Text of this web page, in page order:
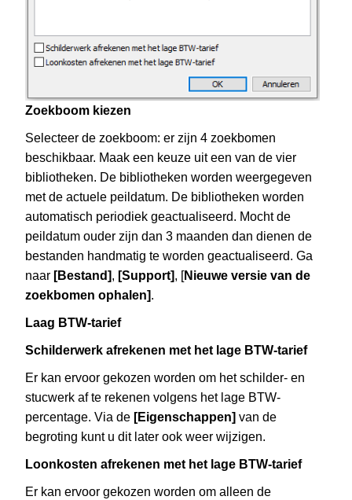
Zoekboom kiezen
Selecteer de zoekboom: er zijn 4 zoekbomen
beschikbaar. Maak een keuze uit een van de vier
bibliotheken. De bibliotheken worden weergegeven
met de actuele peildatum. De bibliotheken worden
automatisch periodiek geactualiseerd. Mocht de
peildatum ouder zijn dan 3 maanden dan dienen de
bestanden handmatig te worden geactualiseerd. Ga
naar [Bestand], [Support], [Nieuwe versie van de
zoekbomen ophalen].
Laag BTW-tarief
Schilderwerk afrekenen met het lage BTW-tarief
Er kan ervoor gekozen worden om het schilder- en
stucwerk af te rekenen volgens het lage BTW-
percentage. Via de [Eigenschappen] van de
begroting kunt u dit later ook weer wijzigen.
Loonkosten afrekenen met het lage BTW-tarief
Er kan ervoor gekozen worden om alleen de